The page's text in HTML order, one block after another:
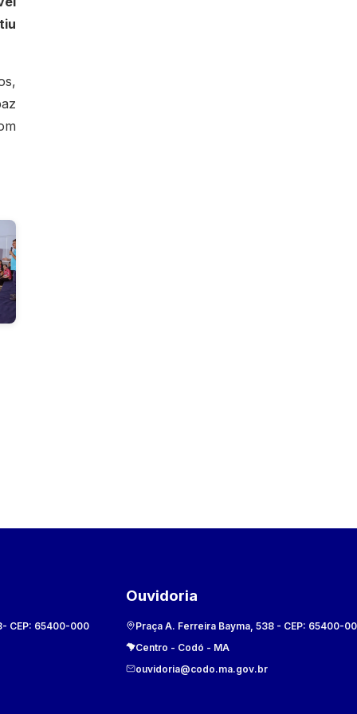
- CEP: 65400-000
Ouvidoria
Praça A. Ferreira Bayma, 538- CEP: 65400-
Centro - Codó - MA
ouvidoria@codo.ma.gov.br